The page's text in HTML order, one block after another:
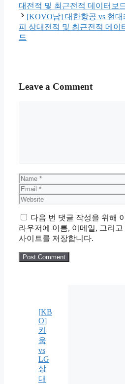
대전적 및 최근전적 데이터보
[KOVO남] 대한항공 vs 현대
피 상대전적 및 최근전적 데이
드
Leave a Comment
Name
Email
Website
다음 번 댓글 작성을 위해
라우저에 이름, 이메일, 그리고
사이트를 저장합니다.
[KB
O]
키
움
vs
LG
상
대